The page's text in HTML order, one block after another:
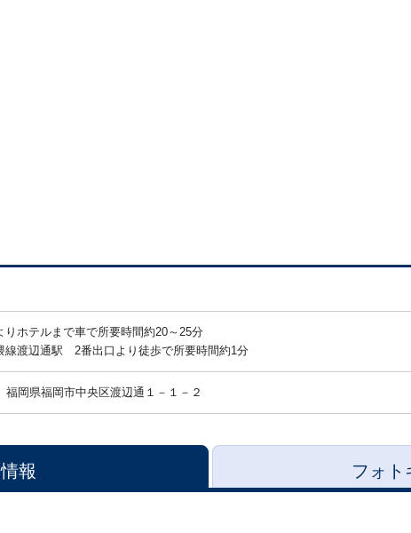
りホテルまで車で所要時間約20～25分
線渡辺通駅 2番出口より徒歩で所要時間約1分
福岡県福岡市中央区渡辺通１－１－２
報 フォト